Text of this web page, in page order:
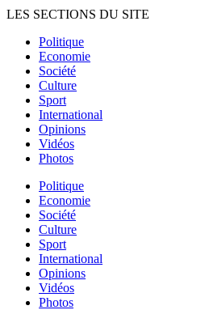
LES SECTIONS DU SITE
Politique
Economie
Société
Culture
Sport
International
Opinions
Vidéos
Photos
Politique
Economie
Société
Culture
Sport
International
Opinions
Vidéos
Photos